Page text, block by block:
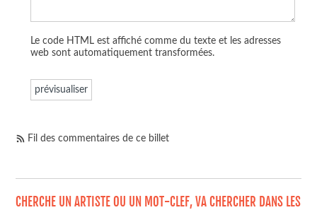
Le code HTML est affiché comme du texte et les adresses
web sont automatiquement transformées.
Fil des commentaires de ce billet
CHERCHE UN ARTISTE OU UN MOT-CLEF, VA CHERCHER DANS LES